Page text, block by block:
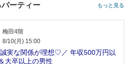
ーティー もっと見る
梅田4階
8/10(月) 15:00
実な関係が理想♡／ 年収500万円以
大卒以上の男性